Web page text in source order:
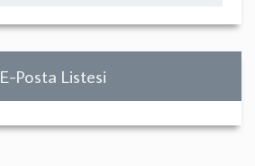
E-Posta Listesi